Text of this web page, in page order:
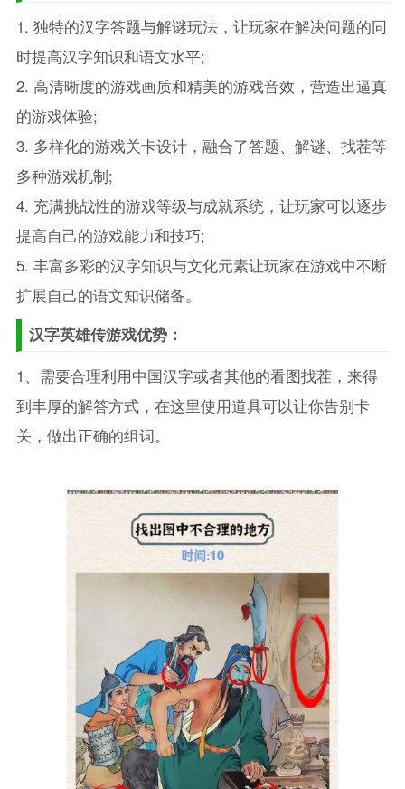
1. 独特的汉字答题与解谜玩法，让玩家在解决问题的同
时提高汉字知识和语文水平;
2. 高清晰度的游戏画质和精美的游戏音效，营造出逼真
的游戏体验;
3. 多样化的游戏关卡设计，融合了答题、解谜、找茬等
多种游戏机制;
4. 充满挑战性的游戏等级与成就系统，让玩家可以逐步
提高自己的游戏能力和技巧;
5. 丰富多彩的汉字知识与文化元素让玩家在游戏中不断
扩展自己的语文知识储备。
汉字英雄传游戏优势：
1、需要合理利用中国汉字或者其他的看图找茬，来得
到丰厚的解答方式，在这里使用道具可以让你告别卡
关，做出正确的组词。